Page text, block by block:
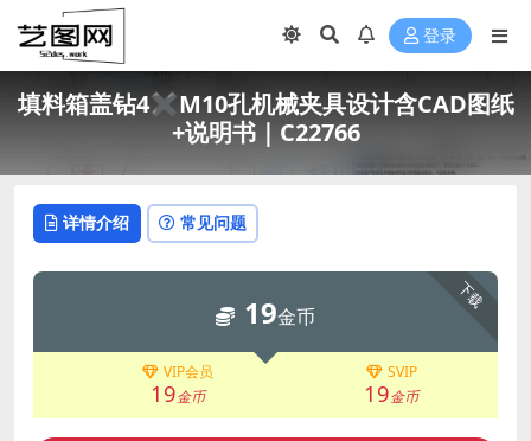
登录
填料箱盖钻4✖M10孔机械夹具设计含CAD图纸
+说明书｜C22766
详情介绍 常见问题
下载
19金币
VIP会员
19金币
SVIP
19金币